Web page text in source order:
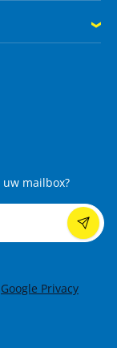
mailbox?
Google Privacy